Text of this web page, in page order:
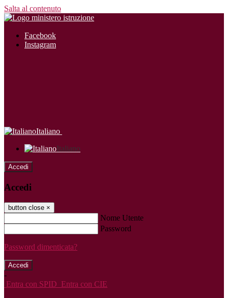
Salta al contenuto
Facebook
Instagram
Italiano
Italiano
Accedi
Accedi
button close ×
Nome Utente
Password
Password dimenticata?
-
Entra con SPID Entra con CIE